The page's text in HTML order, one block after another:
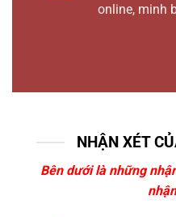
online, minh
NHẬN XÉT
Bên dưới là những